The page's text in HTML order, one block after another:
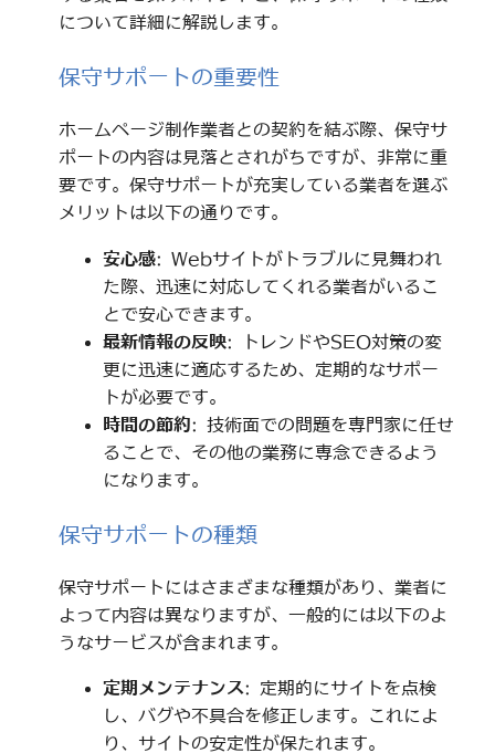
について詳細に解説します。
保守サポートの重要性
ホームページ制作業者との契約を結ぶ際、保守サ
ポートの内容は見落とされがちですが、非常に重
要です。保守サポートが充実している業者を選ぶ
メリットは以下の通りです。
安心感: Webサイトがトラブルに見舞われ
た際、迅速に対応してくれる業者がいるこ
とで安心できます。
最新情報の反映: トレンドやSEO対策の変
更に迅速に適応するため、定期的なサポー
トが必要です。
時間の節約: 技術面での問題を専門家に任せ
ることで、その他の業務に専念できるよう
になります。
保守サポートの種類
保守サポートにはさまざまな種類があり、業者に
よって内容は異なりますが、一般的には以下のよ
うなサービスが含まれます。
定期メンテナンス: 定期的にサイトを点検
し、バグや不具合を修正します。これによ
り、サイトの安定性が保たれます。